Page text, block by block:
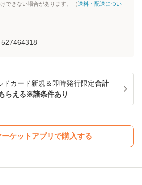
できない場合があります。（送料・配送につい
527464318
ドカード新規＆即時発行限定合計
らえる※諸条件あり
ケットアプリで購入する